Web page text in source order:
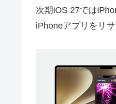
次期iOS 27では
iPhoneアプリをリ